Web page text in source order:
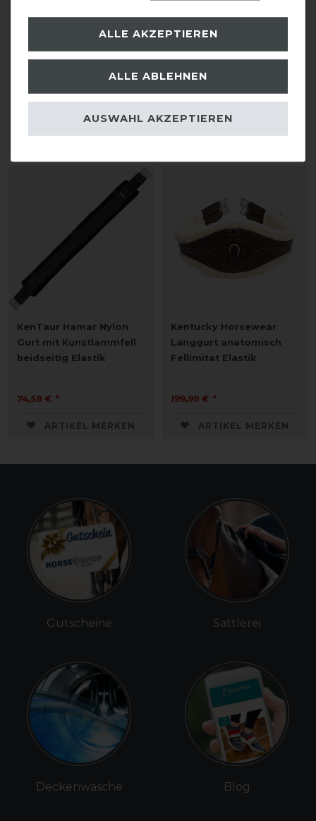
Gurt mit Kunstlammfell
Gurt mit Kunstlammfell
beidseitig Elastik
74,58 € *
KenTaur Hamar Nylon
Gurt mit Kunstlammfell
beidseitig Elastik
74,58 € *
ARTIKEL MERKEN
Kentucky Horsewear
Langgurt anatomisch
Fellimitat Elastik
199,99 € *
ARTIKEL MERKEN
Gutscheine
Deckenwäsche
Sattlerei
Blog
ALLE AKZEPTIEREN
ALLE ABLEHNEN
AUSWAHL AKZEPTIEREN